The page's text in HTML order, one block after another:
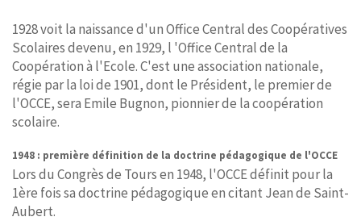
1928 voit la naissance d'un Office Central des Coopératives
Scolaires devenu, en 1929, l 'Office Central de la
Coopération à l'Ecole. C'est une association nationale,
régie par la loi de 1901, dont le Président, le premier de
l'OCCE, sera Emile Bugnon, pionnier de la coopération
scolaire.
1948 : première définition de la doctrine pédagogique de l'OCCE
Lors du Congrès de Tours en 1948, l'OCCE définit pour la
1ère fois sa doctrine pédagogique en citant Jean de Saint-
Aubert.